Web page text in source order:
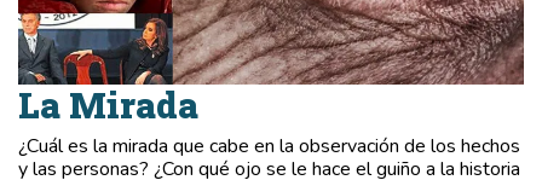
La Mirada
¿Cuál es la mirada que cabe en la observación de los hechos
y las personas? ¿Con qué ojo se le hace el guiño a la historia